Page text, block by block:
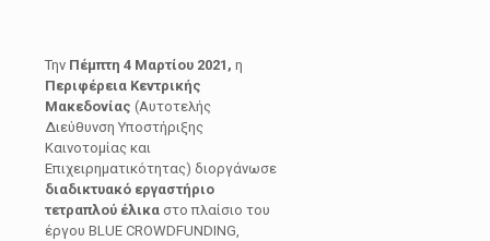
Την Πέμπτη 4 Μαρτίου 2021, η
Περιφέρεια Κεντρικής
Μακεδονίας (Αυτοτελής
Διεύθυνση Υποστήριξης
Καινοτομίας και
Επιχειρηματικότητας) διοργάνωσε
διαδικτυακό εργαστήριο
τετραπλού έλικα στο πλαίσιο του
έργου BLUE CROWDFUNDING,